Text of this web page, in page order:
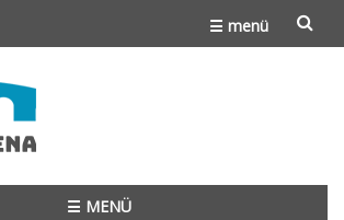
☰ menü
☰ MENÜ